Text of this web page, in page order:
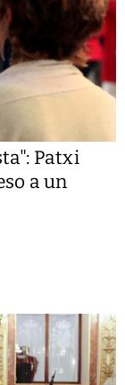
Patxi
a un